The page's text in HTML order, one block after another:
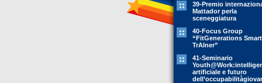
39-Premio
Mattador perla
sceneggiatura
40-Focus Group
“FitGenerations Smart
TrAIner”
41-Seminario
artificiale e futuro